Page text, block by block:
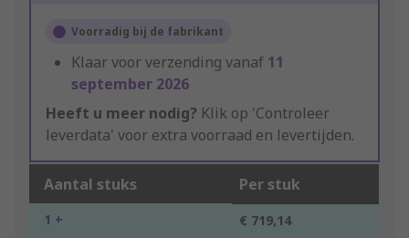
Voorradig bij de fabrikant
Klaar voor verzending vanaf 11
september 2026
Heeft u meer nodig? Klik op 'Controleer
leverdata' voor extra voorraad en levertijden.
Aantal stuks Per stuk
1 + € 719,14